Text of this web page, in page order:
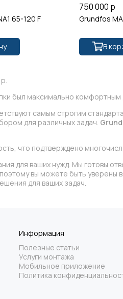
65-120 F
750 000 р
Grundfos
В
был максимально комфортным
самым строгим
для различных задач.
что подтверждено
для ваших нужд. Мы готовы
вы можете быть
для ваших задач.
Информация
Полезные статьи
Услуги монтажа
Мобильное приложение
Политика